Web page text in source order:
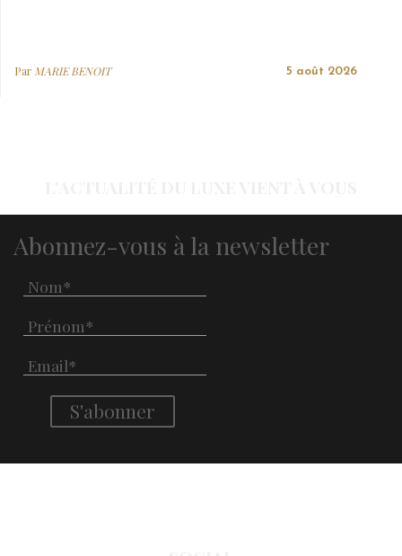
Par MARIE BENOIT 5 août 2026
Abonnez-vous à la newsletter